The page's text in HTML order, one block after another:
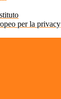
per la privacy